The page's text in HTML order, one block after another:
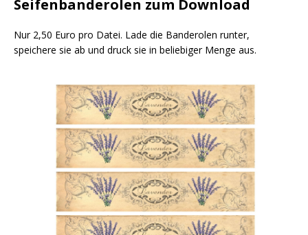
Seifenbanderolen zum Download
Nur 2,50 Euro pro Datei. Lade die Banderolen runter,
speichere sie ab und druck sie in beliebiger Menge aus.